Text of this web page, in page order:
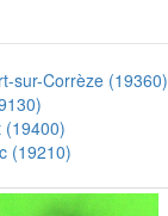
sur-Corrèze (19360)
(19400)
(19210)